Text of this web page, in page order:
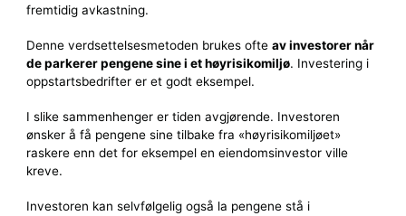
fremtidig avkastning.
Denne verdsettelsesmetoden brukes ofte av investorer når
de parkerer pengene sine i et høyrisikomiljø. Investering i
oppstartsbedrifter er et godt eksempel.
I slike sammenhenger er tiden avgjørende. Investoren
ønsker å få pengene sine tilbake fra «høyrisikomiljøet»
raskere enn det for eksempel en eiendomsinvestor ville
kreve.
Investoren kan selvfølgelig også la pengene stå i